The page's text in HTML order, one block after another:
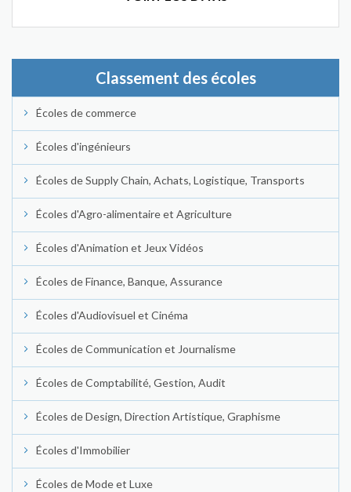
Classement des écoles
Écoles de commerce
Écoles d'ingénieurs
Écoles de Supply Chain, Achats, Logistique, Transports
Écoles d'Agro-alimentaire et Agriculture
Écoles d'Animation et Jeux Vidéos
Écoles de Finance, Banque, Assurance
Écoles d'Audiovisuel et Cinéma
Écoles de Communication et Journalisme
Écoles de Comptabilité, Gestion, Audit
Écoles de Design, Direction Artistique, Graphisme
Écoles d'Immobilier
Écoles de Mode et Luxe